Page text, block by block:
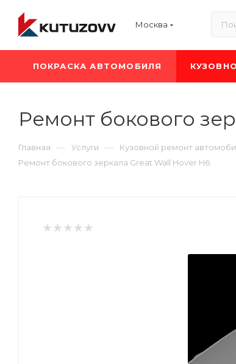
Москва
ПОКРАСКА АВТОМОБИЛЯ
Ремонт бокового
Главная — Услуги — Кузовной ремонт
Ремонт бокового зеркала Great Wall Hover H6